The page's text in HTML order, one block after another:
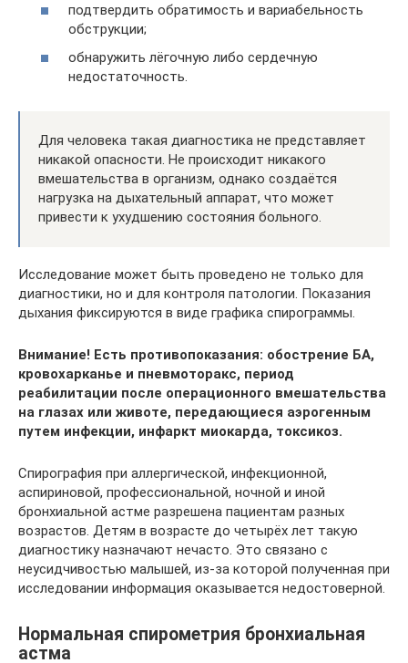
подтвердить обратимость и вариабельность
обструкции;
обнаружить лёгочную либо сердечную
недостаточность.
Для человека такая диагностика не представляет
никакой опасности. Не происходит никакого
вмешательства в организм, однако создаётся
нагрузка на дыхательный аппарат, что может
привести к ухудшению состояния больного.
Исследование может быть проведено не только для
диагностики, но и для контроля патологии. Показания
дыхания фиксируются в виде графика спирограммы.
Внимание! Есть противопоказания: обострение БА,
кровохарканье и пневмоторакс, период
реабилитации после операционного вмешательства
на глазах или животе, передающиеся аэрогенным
путем инфекции, инфаркт миокарда, токсикоз.
Спирография при аллергической, инфекционной,
аспириновой, профессиональной, ночной и иной
бронхиальной астме разрешена пациентам разных
возрастов. Детям в возрасте до четырёх лет такую
диагностику назначают нечасто. Это связано с
неусидчивостью малышей, из-за которой полученная при
исследовании информация оказывается недостоверной.
Нормальная спирометрия бронхиальная
астма